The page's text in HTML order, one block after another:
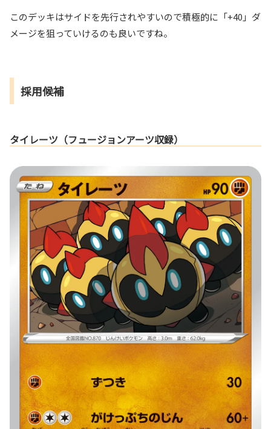
このデッキはサイドを先行されやすいので積極的に「+40」ダ
メージを狙っていけるのも良いですね。
採用候補
タイレーツ（フュージョンアーツ収録）